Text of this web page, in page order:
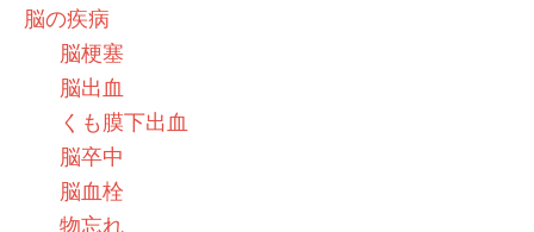
脳の疾病
脳梗塞
脳出血
くも膜下出血
脳卒中
脳血栓
物忘れ